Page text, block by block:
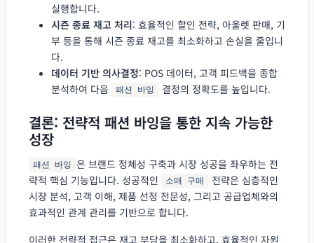
실행합니다.
시즌 종료 재고 처리: 효율적인 할인 전략, 아울렛 판매, 기
부 등을 통해 시즌 종료 재고를 최소화하고 손실을 줄입니
다.
데이터 기반 의사결정: POS 데이터, 고객 피드백을 종합
분석하여 다음
패션 바잉 결정의 정확도를 높입니다.
결론: 전략적 패션 바잉을 통한 지속 가능한
성장
패션 바잉 은 브랜드 정체성 구축과 시장 성공을 좌우하는 전
략적 핵심 기능입니다. 성공적인
소매 구매
전략은 심층적인
시장 분석, 고객 이해, 제품 선정 전문성, 그리고 공급업체와의
효과적인 관계 관리를 기반으로 합니다.
이러한 전략적 접근은 재고 부담을 최소화하고, 효율적인 자원